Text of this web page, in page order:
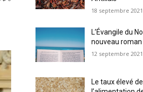
18 septembre 2021
L’Évangile du
nouveau
12 septembre 2021
Le taux élevé